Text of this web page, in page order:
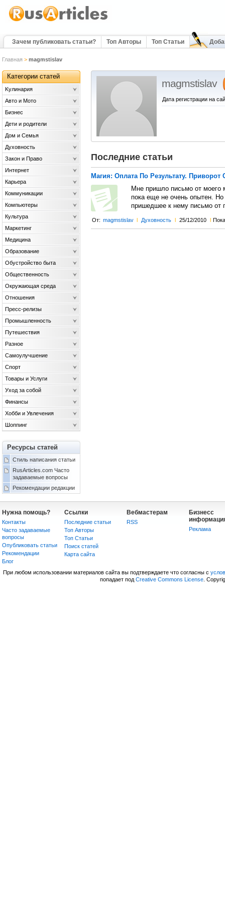
Зачем публиковать статьи? Топ Авторы Топ Статьи
Главная > magmstislav
magmstislav
Дата регистрации на
Последние статьи
Магия: Оплата По Результату. Приворот
Мне пришло письмо от моего
пока еще не очень опытен. Но
пришедшее к нему письмо от
От: magmstislav l Духовность l 25/12/2010 l
Категории статей
Kулинария
Авто и Мото
Бизнес
Дети и родители
Дом и Семья
Духовность
Закон и Право
Интернет
Карьера
Коммуникации
Компьютеры
Культура
Маркетинг
Медицина
Образование
Обустройство быта
Общественность
Окружающая среда
Отношения
Пресс-релизы
Промышленность
Путешествия
Разное
Самоулучшение
Спорт
Товары и Услуги
Уход за собой
Финансы
Хобби и Увлечения
Шоппинг
Ресурсы статей
Стиль написания статьи
RusArticles.com Часто
задаваемые вопросы
Рекомендации редакции
Нужна помощь?
Контакты
Часто задаваемые
вопросы
Опубликовать статьи
Рекомендации
Блог
Ссылки
Последние статьи
Топ Авторы
Топ Статьи
Поиск статей
Карта сайта
Вебмастерам
RSS
Бизнесс
Реклама
При любом использовании материалов сайта вы подтверждаете что согласны с
попадает под Creative Commons License.